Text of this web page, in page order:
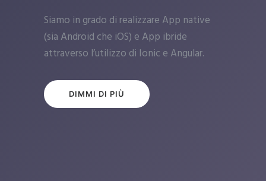
Siamo in grado di realizzare App native
(sia Android che iOS) e App ibride
attraverso l’utilizzo di Ionic e Angular.
DIMMI DI PIÙ